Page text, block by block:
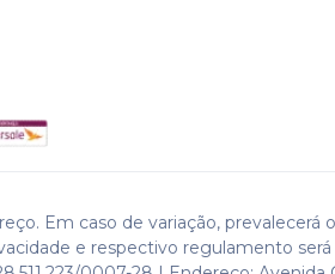
Em caso de variação,
e respectivo regulamento